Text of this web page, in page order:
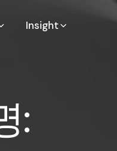
Insight
: 왜
: